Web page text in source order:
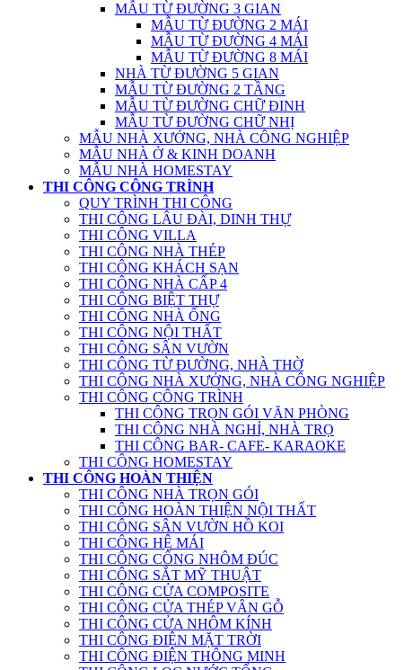
MẪU TỪ ĐƯỜNG 3 GIAN
MẪU TỪ ĐƯỜNG 2 MÁI
MẪU TỪ ĐƯỜNG 4 MÁI
MẪU TỪ ĐƯỜNG 8 MÁI
NHÀ TỪ ĐƯỜNG 5 GIAN
MẪU TỪ ĐƯỜNG 2 TẦNG
MẪU TỪ ĐƯỜNG CHỮ ĐINH
MẪU TỪ ĐƯỜNG CHỮ NHỊ
MẪU NHÀ XƯỞNG, NHÀ CÔNG NGHIỆP
MẪU NHÀ Ở & KINH DOANH
MẪU NHÀ HOMESTAY
THI CÔNG CÔNG TRÌNH
QUY TRÌNH THI CÔNG
THI CÔNG LÂU ĐÀI, DINH THỰ
THI CÔNG VILLA
THI CÔNG NHÀ THÉP
THI CÔNG KHÁCH SẠN
THI CÔNG NHÀ CẤP 4
THI CÔNG BIỆT THỰ
THI CÔNG NHÀ ỐNG
THI CÔNG NỘI THẤT
THI CÔNG SÂN VƯỜN
THI CÔNG TỪ ĐƯỜNG, NHÀ THỜ
THI CÔNG NHÀ XƯỞNG, NHÀ CÔNG NGHIỆP
THI CÔNG CÔNG TRÌNH
THI CÔNG TRỌN GÓI VĂN PHÒNG
THI CÔNG NHÀ NGHỈ, NHÀ TRỌ
THI CÔNG BAR- CAFE- KARAOKE
THI CÔNG HOMESTAY
THI CÔNG HOÀN THIỆN
THI CÔNG NHÀ TRỌN GÓI
THI CÔNG HOÀN THIỆN NỘI THẤT
THI CÔNG SÂN VƯỜN HỒ KOI
THI CÔNG HỆ MÁI
THI CÔNG CỔNG NHÔM ĐÚC
THI CÔNG SẮT MỸ THUẬT
THI CÔNG CỬA COMPOSITE
THI CÔNG CỬA THÉP VÂN GỖ
THI CÔNG CỬA NHÔM KÍNH
THI CÔNG ĐIỆN MẶT TRỜI
THI CÔNG ĐIỆN THÔNG MINH